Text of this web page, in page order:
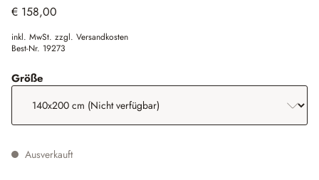
€ 158,00
inkl. MwSt. zzgl. Versandkosten
Best-Nr. 19273
Größe
Ausverkauft